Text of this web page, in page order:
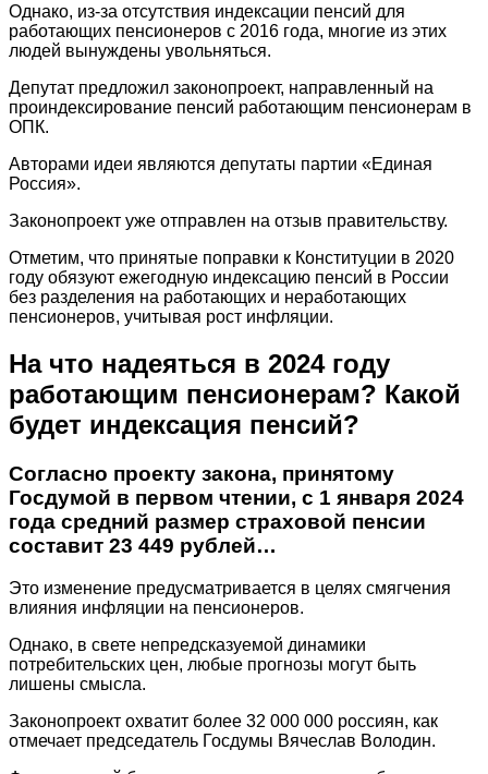
Однако, из-за отсутствия индексации пенсий для
работающих пенсионеров с 2016 года, многие из этих
людей вынуждены увольняться.
Депутат предложил законопроект, направленный на
проиндексирование пенсий работающим пенсионерам в
ОПК.
Авторами идеи являются депутаты партии «Единая
Россия».
Законопроект уже отправлен на отзыв правительству.
Отметим, что принятые поправки к Конституции в 2020
году обязуют ежегодную индексацию пенсий в России
без разделения на работающих и неработающих
пенсионеров, учитывая рост инфляции.
На что надеяться в 2024 году
работающим пенсионерам? Какой
будет индексация пенсий?
Согласно проекту закона, принятому
Госдумой в первом чтении, с 1 января 2024
года средний размер страховой пенсии
составит 23 449 рублей…
Это изменение предусматривается в целях смягчения
влияния инфляции на пенсионеров.
Однако, в свете непредсказуемой динамики
потребительских цен, любые прогнозы могут быть
лишены смысла.
Законопроект охватит более 32 000 000 россиян, как
отмечает председатель Госдумы Вячеслав Володин.